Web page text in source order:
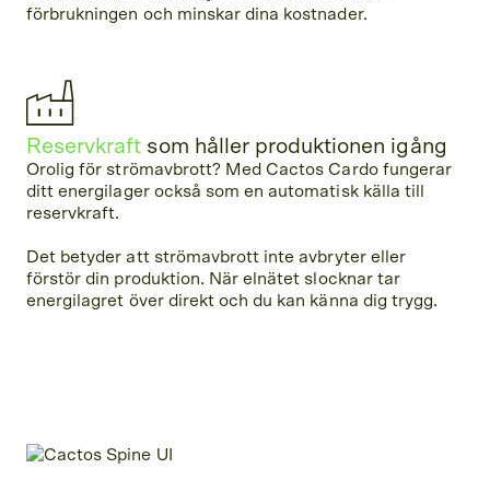
förbrukningen och minskar dina kostnader.
Reservkraft som håller produktionen igång
Orolig för strömavbrott? Med Cactos Cardo fungerar
ditt energilager också som en automatisk källa till
reservkraft.
Det betyder att strömavbrott inte avbryter eller
förstör din produktion. När elnätet slocknar tar
energilagret över direkt och du kan känna dig trygg.